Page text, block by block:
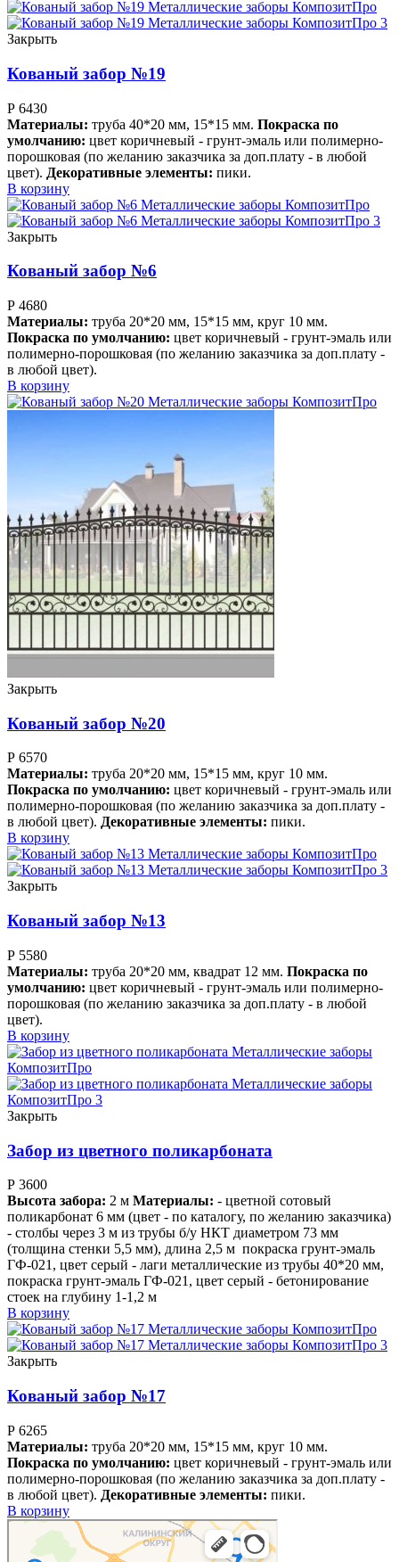
Закрыть
Кованый забор №19
Р 6430
Материалы: труба 40*20 мм, 15*15 мм. Покраска по
умолчанию: цвет коричневый - грунт-эмаль или полимерно-
порошковая (по желанию заказчика за доп.плату - в любой
цвет). Декоративные элементы: пики.
В корзину
Закрыть
Кованый забор №6
Р 4680
Материалы: труба 20*20 мм, 15*15 мм, круг 10 мм.
Покраска по умолчанию: цвет коричневый - грунт-эмаль или
полимерно-порошковая (по желанию заказчика за доп.плату -
в любой цвет).
В корзину
Закрыть
Кованый забор №20
Р 6570
Материалы: труба 20*20 мм, 15*15 мм, круг 10 мм.
Покраска по умолчанию: цвет коричневый - грунт-эмаль или
полимерно-порошковая (по желанию заказчика за доп.плату -
в любой цвет). Декоративные элементы: пики.
В корзину
Закрыть
Кованый забор №13
Р 5580
Материалы: труба 20*20 мм, квадрат 12 мм. Покраска по
умолчанию: цвет коричневый - грунт-эмаль или полимерно-
порошковая (по желанию заказчика за доп.плату - в любой
цвет).
В корзину
Закрыть
Забор из цветного поликарбоната
Р 3600
Высота забора: 2 м Материалы: - цветной сотовый
поликарбонат 6 мм (цвет - по каталогу, по желанию заказчика)
- столбы через 3 м из трубы б/у НКТ диаметром 73 мм
(толщина стенки 5,5 мм), длина 2,5 м покраска грунт-эмаль
ГФ-021, цвет серый - лаги металлические из трубы 40*20 мм,
покраска грунт-эмаль ГФ-021, цвет серый - бетонирование
стоек на глубину 1-1,2 м
В корзину
Закрыть
Кованый забор №17
Р 6265
Материалы: труба 20*20 мм, 15*15 мм, круг 10 мм.
Покраска по умолчанию: цвет коричневый - грунт-эмаль или
полимерно-порошковая (по желанию заказчика за доп.плату -
в любой цвет). Декоративные элементы: пики.
В корзину